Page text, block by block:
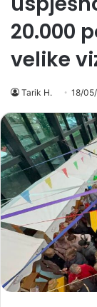
20.000
velike
Tarik H. 18/